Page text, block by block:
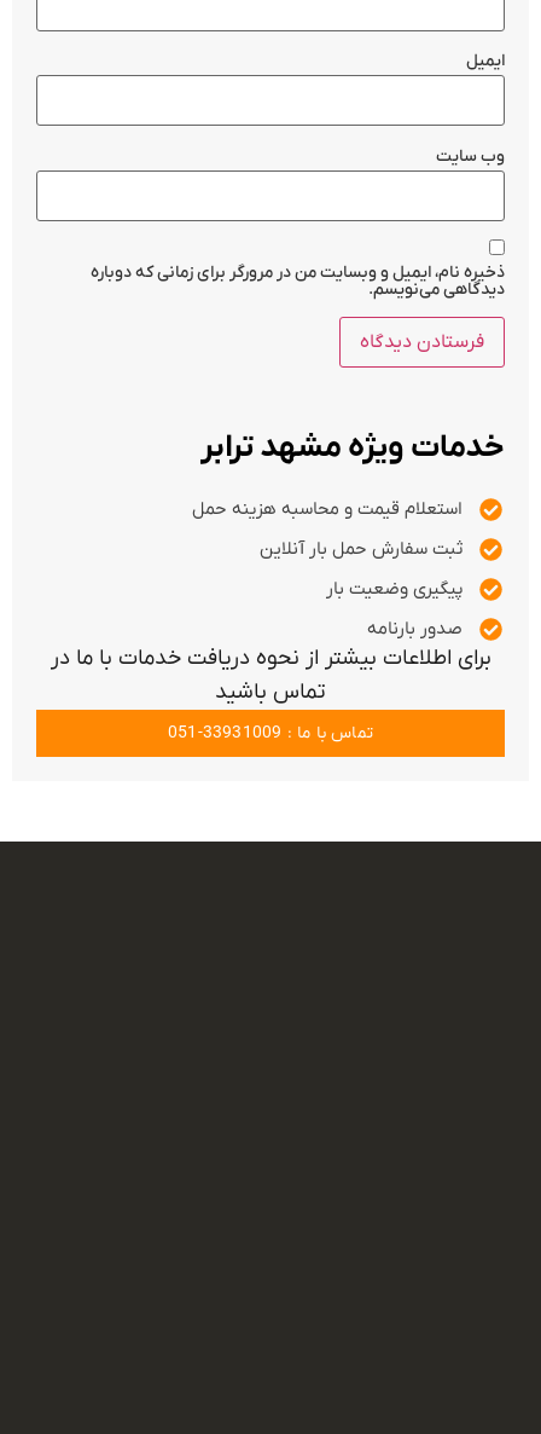
ایمیل
وب‌ سایت
ذخیره نام، ایمیل و وبسایت من در مرورگر برای زمانی که دوباره
دیدگاهی می‌نویسم.
خدمات ویژه مشهد ترابر
استعلام قیمت و محاسبه هزینه حمل
ثبت سفارش حمل بار آنلاین
پیگیری وضعیت بار
صدور بارنامه
برای اطلاعات بیشتر از نحوه دریافت خدمات با ما در
تماس باشید
تماس با ما : 33931009-051